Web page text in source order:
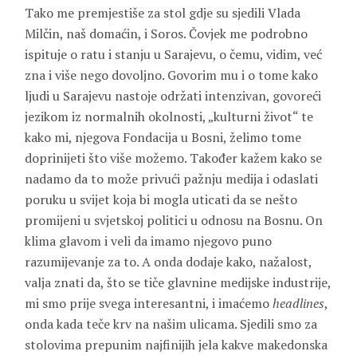
Tako me premjestiše za stol gdje su sjedili Vlada
Milčin, naš domaćin, i Soros. Čovjek me podrobno
ispituje o ratu i stanju u Sarajevu, o čemu, vidim, već
zna i više nego dovoljno. Govorim mu i o tome kako
ljudi u Sarajevu nastoje održati intenzivan, govoreći
jezikom iz normalnih okolnosti, „kulturni život“ te
kako mi, njegova Fondacija u Bosni, želimo tome
doprinijeti što više možemo. Također kažem kako se
nadamo da to može privući pažnju medija i odaslati
poruku u svijet koja bi mogla uticati da se nešto
promijeni u svjetskoj politici u odnosu na Bosnu. On
klima glavom i veli da imamo njegovo puno
razumijevanje za to. A onda dodaje kako, nažalost,
valja znati da, što se tiče glavnine medijske industrije,
mi smo prije svega interesantni, i imaćemoheadlines,
onda kada teče krv na našim ulicama. Sjedili smo za
stolovima prepunim najfinijih jela kakve makedonska